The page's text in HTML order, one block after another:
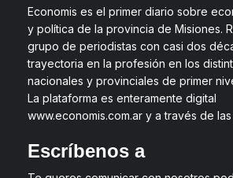
Economis es el primer diario sobre
y política de la provincia de Misiones.
grupo de periodistas con casi dos
trayectoria en la profesión en los
nacionales y provinciales de primer
La plataforma es enteramente digital
www.economis.com.ar y a través de
Escríbenos a